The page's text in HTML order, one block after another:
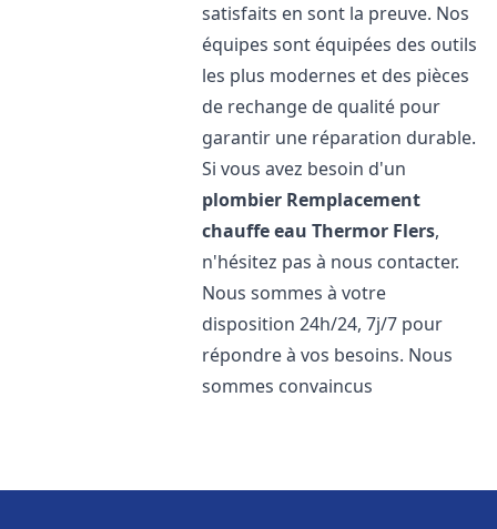
satisfaits en sont la preuve. Nos
équipes sont équipées des outils
les plus modernes et des pièces
de rechange de qualité pour
garantir une réparation durable.
Si vous avez besoin d'un
plombier Remplacement
chauffe eau Thermor Flers,
n'hésitez pas à nous contacter.
Nous sommes à votre
disposition 24h/24, 7j/7 pour
répondre à vos besoins. Nous
sommes convaincus